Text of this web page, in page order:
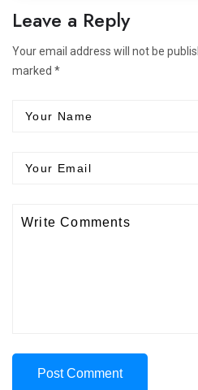
Leave a Reply
Your email address will not be
marked *
Post Comment